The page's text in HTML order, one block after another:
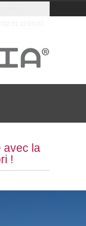
avec la
!